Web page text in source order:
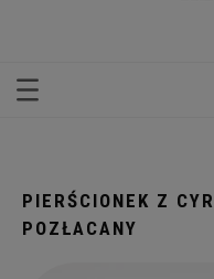
PIERŚCIONEK Z
POZŁACANY